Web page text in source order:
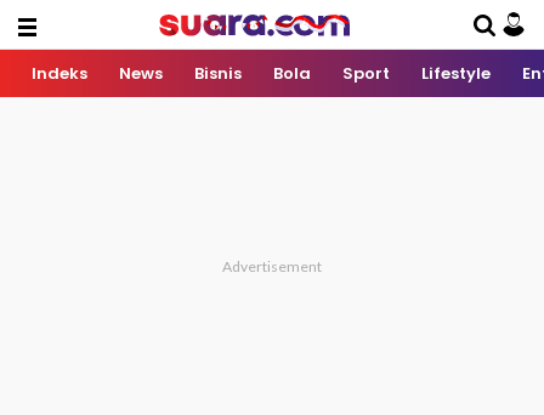
Indeks News Bisnis Bola Sport Lifestyle